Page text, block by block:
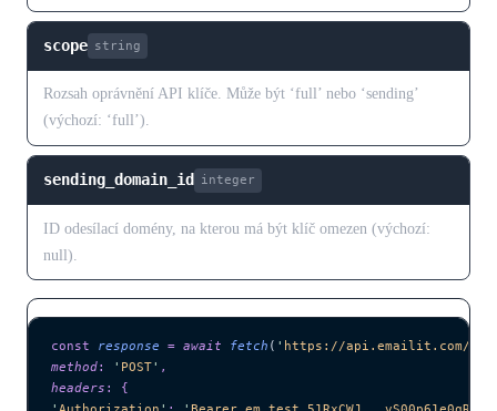
scope string
Rozsah oprávnění API klíče. Může být ‘full’ nebo ‘sending’
(výchozí: ‘full’).
sending_domain_id integer
ID odesílací domény, na kterou má být klíč omezen (výchozí:
null).
const response = await fetch ( ' https://api.emailit.com/v2/
method: ' POST' ,
headers :
{